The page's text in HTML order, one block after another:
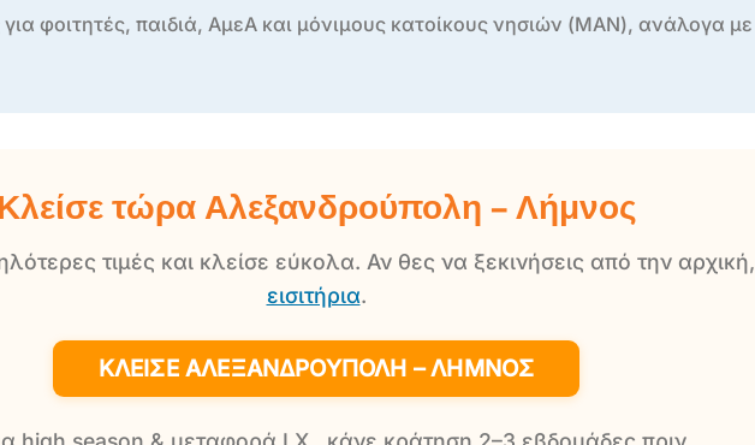
φοιτητές, παιδιά, ΑμεΑ και μόνιμους κατοίκους νησιών (ΜΑΝ), ανάλογα με
τώρα Αλεξανδρούπολη – Λήμνος
τιμές και κλείσε εύκολα. Αν θες να ξεκινήσεις από την
εισιτήρια.
ΚΛΕΊΣΕ ΑΛΕΞΑΝΔΡΟΎΠΟΛΗ – ΛΉΜΝΟΣ